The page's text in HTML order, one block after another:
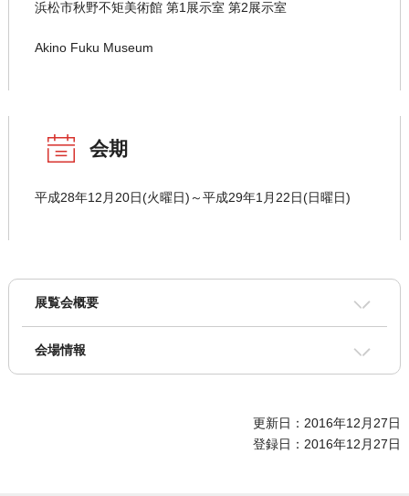
浜松市秋野不矩美術館 第1展示室 第2展示室
Akino Fuku Museum
会期
平成28年12月20日(火曜日)～平成29年1月22日(日曜日)
展覧会概要
会場情報
更新日：2016年12月27日
登録日：2016年12月27日